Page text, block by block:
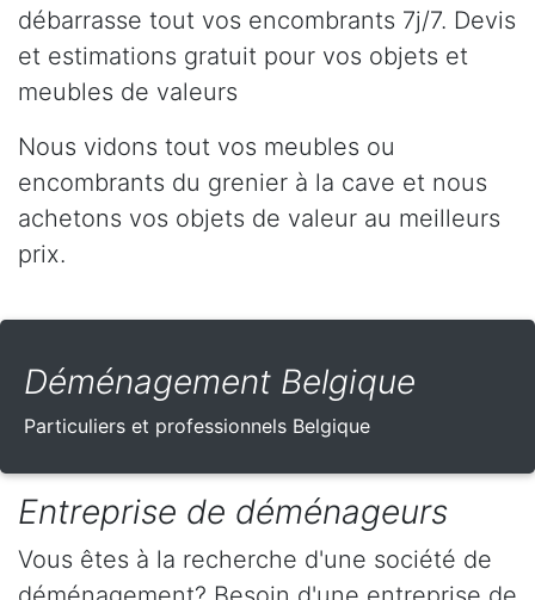
débarrasse tout vos encombrants 7j/7. Devis
et estimations gratuit pour vos objets et
meubles de valeurs
Nous vidons tout vos meubles ou
encombrants du grenier à la cave et nous
achetons vos objets de valeur au meilleurs
prix.
Déménagement Belgique
Particuliers et professionnels Belgique
Entreprise de déménageurs
Vous êtes à la recherche d'une société de